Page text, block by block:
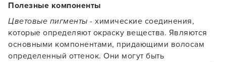
Полезные компоненты
Цветовые пигменты - химические соединения,
которые определяют окраску вещества. Являются
основными компонентами, придающими волосам
определенный оттенок. Они могут быть